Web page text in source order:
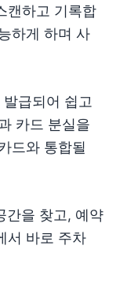
캔하고 기록합
하게 하며 사
급되어 쉽고
카드 분실을
드와 통합될
간을 찾고, 예약
서 바로 주차